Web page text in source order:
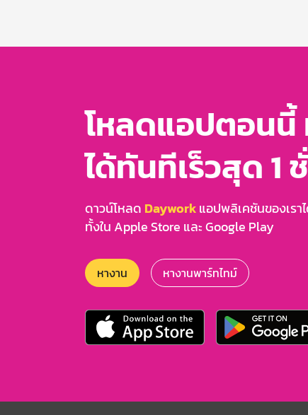
โหลดแอปตอนนี้
ได้ทันทีเร็วสุด 1
ดาวน์โหลด Dayworkแอปพลิเคชันของเรา
ทั้งใน Apple Store และ Google Play
หางาน หางานพาร์ทไทม์